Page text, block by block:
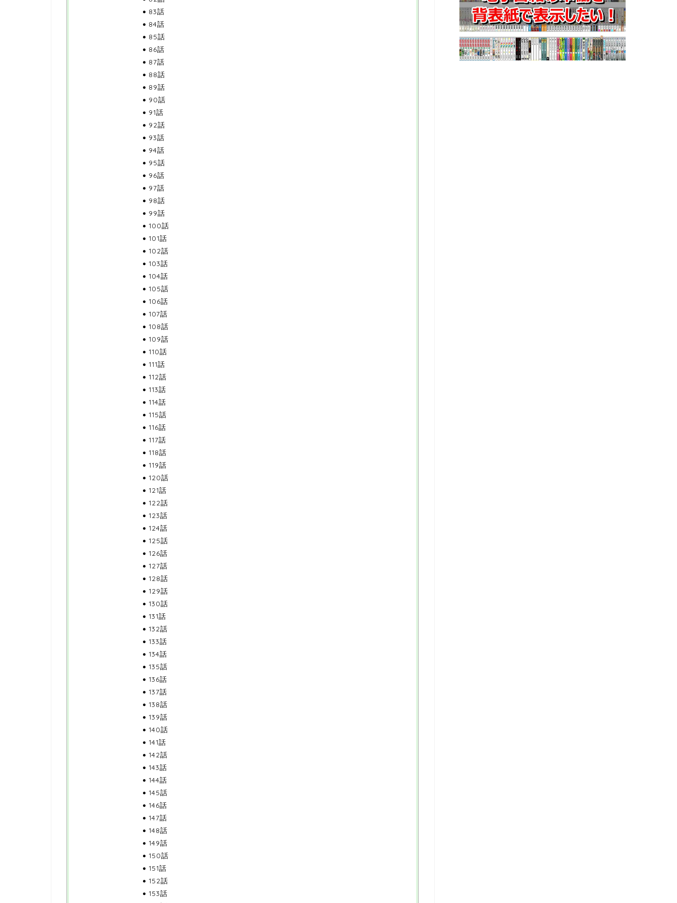
83話
84話
85話
86話
87話
88話
89話
90話
91話
92話
93話
94話
95話
96話
97話
98話
99話
100話
101話
102話
103話
104話
105話
106話
107話
108話
109話
110話
111話
112話
113話
114話
115話
116話
117話
118話
119話
120話
121話
122話
123話
124話
125話
126話
127話
128話
129話
130話
131話
132話
133話
134話
135話
136話
137話
138話
139話
140話
141話
142話
143話
144話
145話
146話
147話
148話
149話
150話
151話
152話
153話